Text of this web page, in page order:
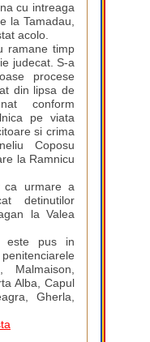
cu intreaga
la Tamadau,
acolo.
ramane timp
judecat. S-a
procese
din lipsa de
conform
pe viata
si crima
Coposu
la Ramnicu
ca urmare a
detinutilor
la Valea
este pus in
Alba, Capul
Gherla,